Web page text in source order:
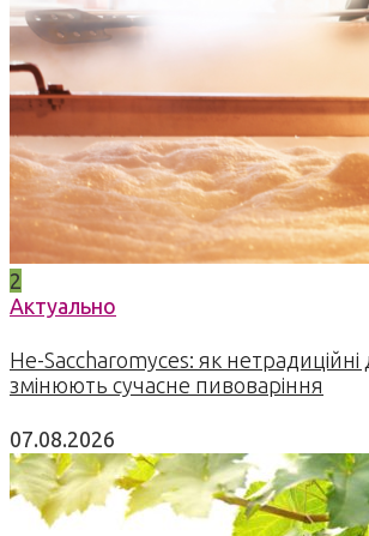
2
Актуально
Не-Saccharomyces: як нетрадиційні
змінюють сучасне пивоваріння
07.08.2026